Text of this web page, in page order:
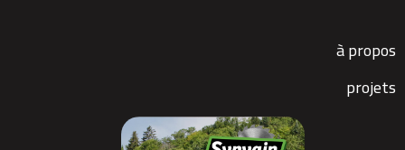
à propos
projets